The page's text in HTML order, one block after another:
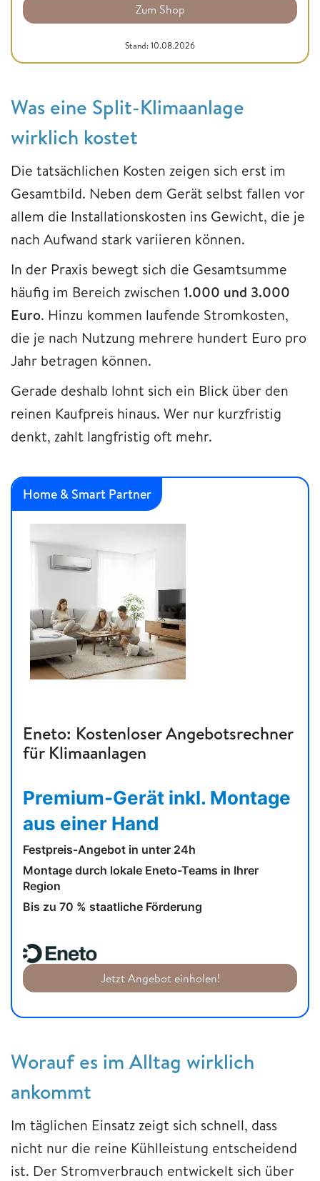
Zum Shop
Stand: 10.08.2026
Was eine Split-Klimaanlage
wirklich kostet
Die tatsächlichen Kosten zeigen sich erst im
Gesamtbild. Neben dem Gerät selbst fallen vor
allem die Installationskosten ins Gewicht, die je
nach Aufwand stark variieren können.
In der Praxis bewegt sich die Gesamtsumme
häufig im Bereich zwischen 1.000 und 3.000
Euro. Hinzu kommen laufende Stromkosten,
die je nach Nutzung mehrere hundert Euro pro
Jahr betragen können.
Gerade deshalb lohnt sich ein Blick über den
reinen Kaufpreis hinaus. Wer nur kurzfristig
denkt, zahlt langfristig oft mehr.
Home & Smart Partner
Eneto: Kostenloser Angebotsrechner
für Klimaanlagen
Premium-Gerät inkl. Montage
aus einer Hand
Festpreis-Angebot in unter 24h
Montage durch lokale Eneto-Teams in Ihrer
Region
Bis zu 70 % staatliche Förderung
Jetzt Angebot einholen!
Worauf es im Alltag wirklich
ankommt
Im täglichen Einsatz zeigt sich schnell, dass
nicht nur die reine Kühlleistung entscheidend
ist. Der Stromverbrauch entwickelt sich über